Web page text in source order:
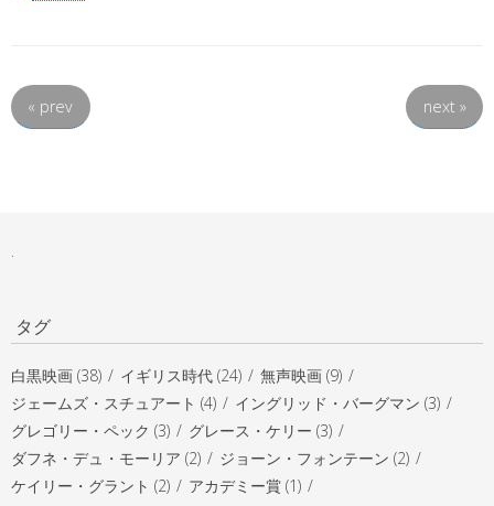
« prev next »
.
タグ
白黒映画 (38) イギリス時代 (24)
無声映画 (9)
ジェームズ・スチュアート (4)
イングリッド・バーグマン (3)
グレゴリー・ペック (3)
グレース・ケリー (3)
ダフネ・デュ・モーリア (2)
ジョーン・フォンテーン (2)
ケイリー・グラント (2)
アカデミー賞 (1)